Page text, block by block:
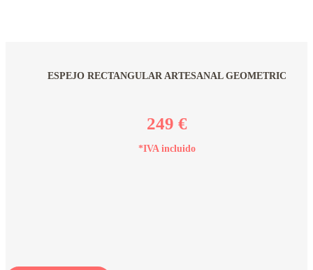
ESPEJO RECTANGULAR ARTESANAL GEOMETRIC
249 €
*IVA incluido